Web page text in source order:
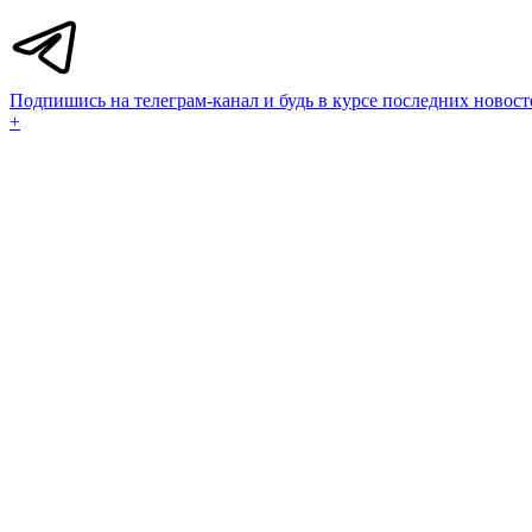
Подпишись на телеграм-канал и будь в курсе последних
+